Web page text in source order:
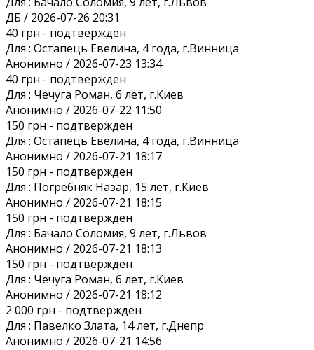
ДБ / 2026-07-26 20:31
40 грн - подтвержден
Для : Остапець Евелина, 4 года, г.Винница
Анонимно / 2026-07-23 13:34
40 грн - подтвержден
Для : Чечуга Роман, 6 лет, г.Киев
Анонимно / 2026-07-22 11:50
150 грн - подтвержден
Для : Остапець Евелина, 4 года, г.Винница
Анонимно / 2026-07-21 18:17
150 грн - подтвержден
Для : Погребняк Назар, 15 лет, г.Киев
Анонимно / 2026-07-21 18:15
150 грн - подтвержден
Для : Бачало Соломия, 9 лет, г.Львов
Анонимно / 2026-07-21 18:13
150 грн - подтвержден
Для : Чечуга Роман, 6 лет, г.Киев
Анонимно / 2026-07-21 18:12
2 000 грн - подтвержден
Для : Павелко Злата, 14 лет, г.Днепр
Анонимно / 2026-07-21 14:56